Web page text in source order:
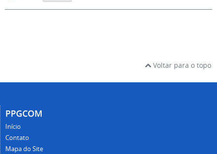
Voltar para o topo
PPGCOM
Início
Contato
Mapa do Site